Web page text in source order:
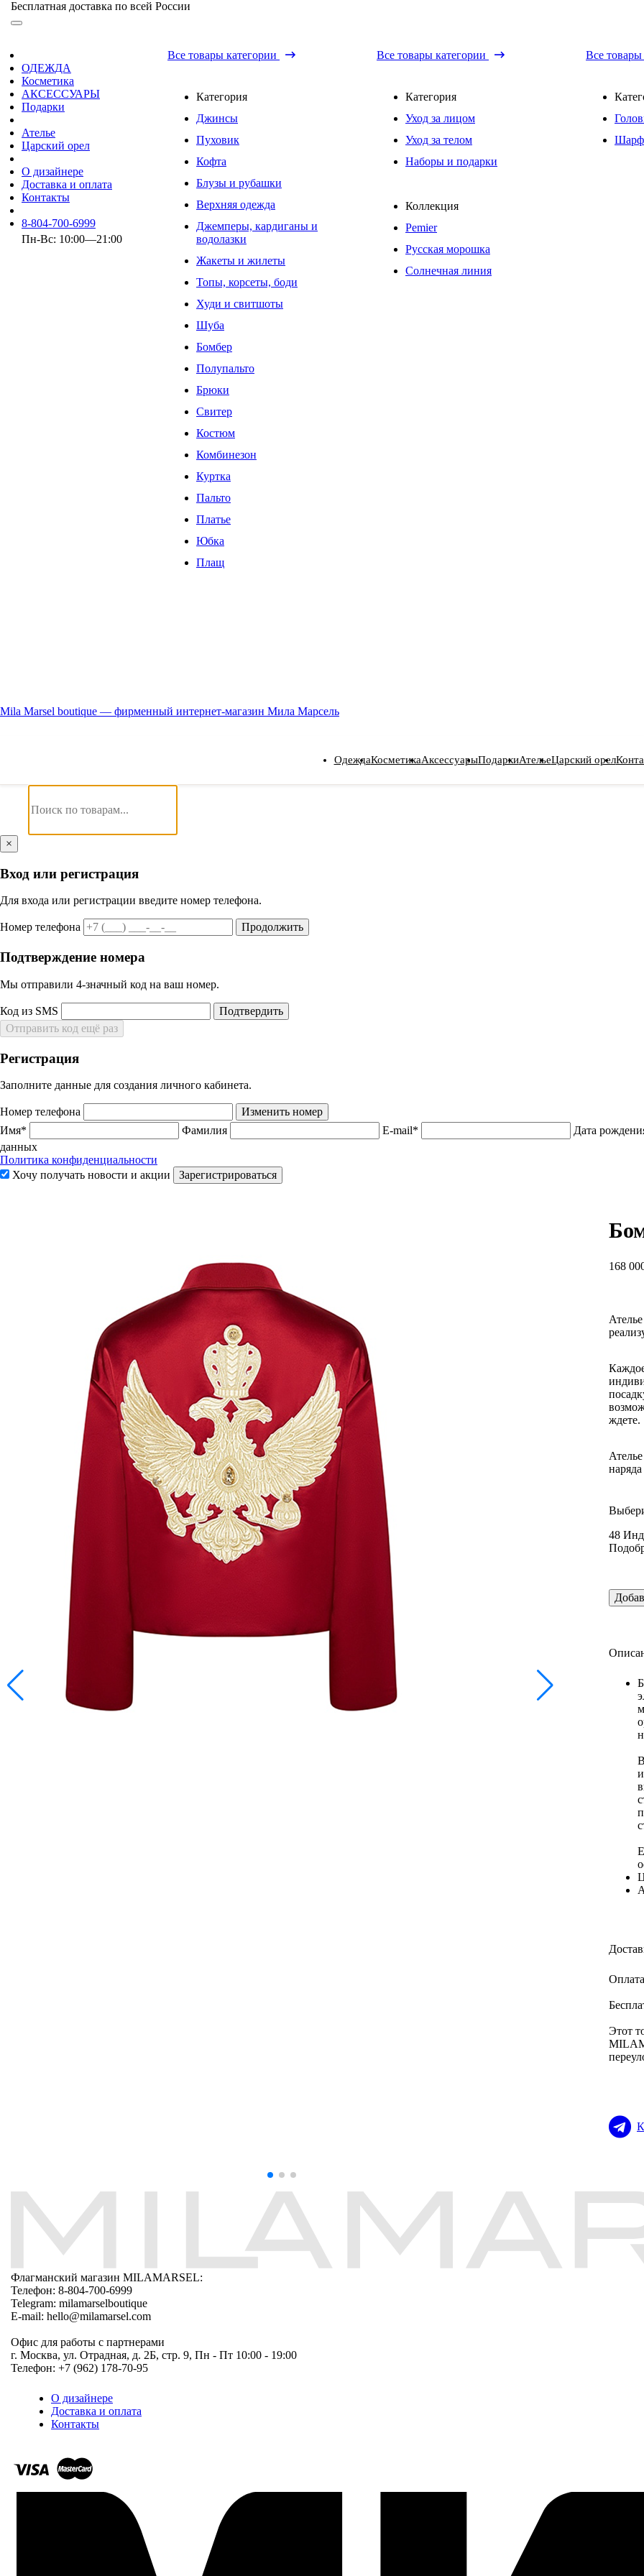
Бесплатная доставка по всей России
ОДЕЖДА
Косметика
АКСЕССУАРЫ
Подарки
Ателье
Царский орел
О дизайнере
Доставка и оплата
Контакты
8-804-700-6999
Пн-Вс: 10:00—21:00
Все товары категории
Категория
Джинсы
Пуховик
Кофта
Блузы и рубашки
Верхняя одежда
Джемперы, кардиганы и
водолазки
Жакеты и жилеты
Топы, корсеты, боди
Худи и свитшоты
Шуба
Бомбер
Полупальто
Брюки
Свитер
Костюм
Комбинезон
Куртка
Пальто
Платье
Юбка
Плащ
Все товары категории
Категория
Уход за лицом
Уход за телом
Наборы и подарки
Коллекция
Pemier
Русская морошка
Солнечная линия
Все
Mila Marsel boutique — фирменный интернет-магазин Мила Марсель
ОдеждаКосметикаАксессуарыПодаркиАтельеЦарский орел
×
Вход или регистрация
Для входа или регистрации введите номер телефона.
Номер телефона Продолжить
Подтверждение номера
Мы отправили 4‑значный код на ваш номер.
Код из SMS
Подтвердить
Отправить код ещё раз
Регистрация
Заполните данные для создания личного кабинета.
Номер телефона
Изменить номер
Имя*
Фамилия E-mail*
Дата
данных
Политика конфиденциальности
Хочу получать новости и акции
Зарегистрироваться
168
ждете.
48
Этот
Флагманский магазин MILAMARSEL:
Телефон: 8-804-700-6999
Telegram: milamarselboutique
E-mail: hello@milamarsel.com
Офис для работы с партнерами
г. Москва, ул. Отрадная, д. 2Б, стр. 9, Пн - Пт 10:00 - 19:00
Телефон: +7 (962) 178-70-95
О дизайнере
Доставка и оплата
Контакты